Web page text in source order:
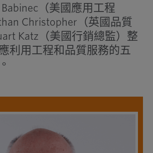
（美國應用工程
Christopher（英國品質
Katz（美國行銷總監）整
利用工程和品質服務的五